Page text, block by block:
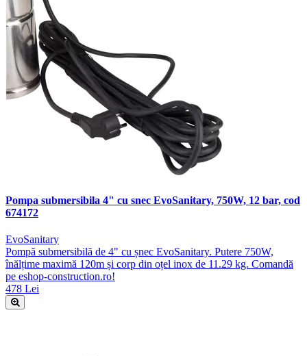
Pompa submersibila 4" cu snec EvoSanitary, 750W, 12 bar, cod
674172
EvoSanitary
Pompă submersibilă de 4" cu șnec EvoSanitary. Putere 750W,
înălțime maximă 120m și corp din oțel inox de 11.29 kg. Comandă
pe eshop-construction.ro!
478 Lei